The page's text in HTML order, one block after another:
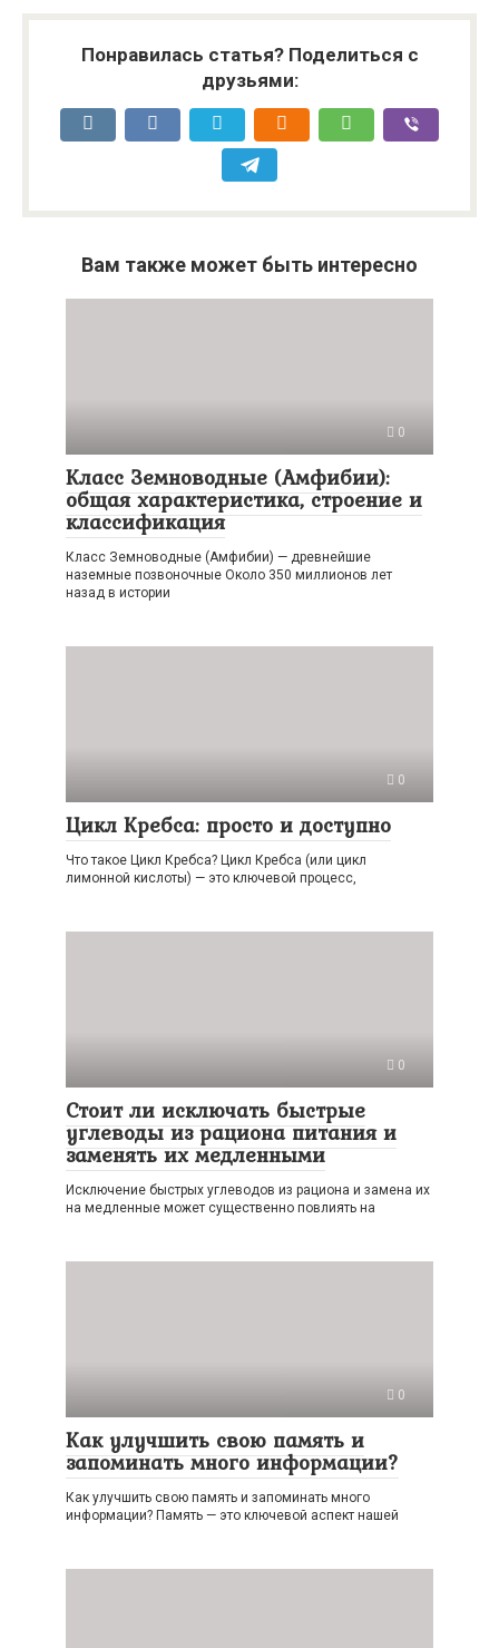
Понравилась статья? Поделиться с
друзьями:
Вам также может быть интересно
0
Класс Земноводные (Амфибии):
общая характеристика, строение и
классификация
Класс Земноводные (Амфибии) — древнейшие
наземные позвоночные Около 350 миллионов лет
назад в истории
0
Цикл Кребса: просто и доступно
Что такое Цикл Кребса? Цикл Кребса (или цикл
лимонной кислоты) — это ключевой процесс,
0
Стоит ли исключать быстрые
углеводы из рациона питания и
заменять их медленными
Исключение быстрых углеводов из рациона и замена их
на медленные может существенно повлиять на
0
Как улучшить свою память и
запоминать много информации?
Как улучшить свою память и запоминать много
информации? Память — это ключевой аспект нашей